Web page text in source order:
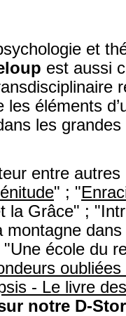
et
est aussi
éléments
les
entre autres
" ; "
la Grâce" ;
dans
"Une école du
oubliées
- Le livre
notre D-